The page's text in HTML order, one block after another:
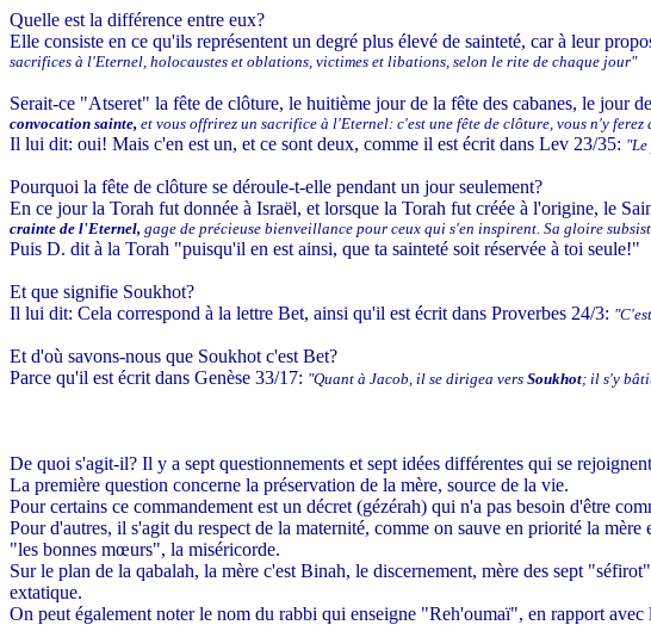
Quelle est la différence entre eux?
Elle consiste en ce qu'ils représentent un degré plus élevé de sainteté, car à leur
sacrifices à l'Eternel, holocaustes et oblations, victimes et libations, selon le rite de chaque jour"
Serait-ce "Atseret" la fête de clôture, le huitième jour de la fête des cabanes, le jour
convocation sainte, et vous offrirez un sacrifice à l'Eternel: c'est une fête de clôture, vous n'y ferez
Il lui dit: oui! Mais c'en est un, et ce sont deux, comme il est écrit dans Lev 23/35:
Pourquoi la fête de clôture se déroule-t-elle pendant un jour seulement?
En ce jour la Torah fut donnée à Israël, et lorsque la Torah fut créée à l'origine, le
crainte de l'Eternel, gage de précieuse bienveillance pour ceux qui s'en inspirent. Sa gloire
Puis D. dit à la Torah "puisqu'il en est ainsi, que ta sainteté soit réservée à toi seule!"
Et que signifie Soukhot?
Il lui dit: Cela correspond à la lettre Bet, ainsi qu'il est écrit dans Proverbes 24/3:
Et d'où savons-nous que Soukhot c'est Bet?
Parce qu'il est écrit dans Genèse 33/17: "Quant à Jacob, il se dirigea vers Soukhot; il s'y
De quoi s'agit-il? Il y a sept questionnements et sept idées différentes qui se
La première question concerne la préservation de la mère, source de la vie.
Pour certains ce commandement est un décret (gézérah) qui n'a pas besoin d'être
Pour d'autres, il s'agit du respect de la maternité, comme on sauve en priorité la
"les bonnes mœurs", la miséricorde.
Sur le plan de la qabalah, la mère c'est Binah, le discernement, mère des sept
extatique.
On peut également noter le nom du rabbi qui enseigne "Reh'oumaï", en rapport